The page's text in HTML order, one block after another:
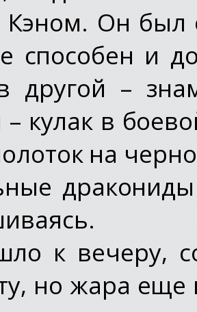
Кэном. Он
способен и
другой –
– кулак в
на
к вечеру,
но жара